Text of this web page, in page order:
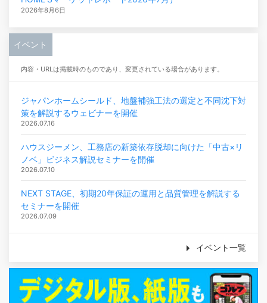
2026年8月6日
イベント
内容・URLは掲載時のものであり、変更されている場合があります。
ジャパンホームシールド、地盤補強工法の選定と不同沈下対
策を解説するウェビナーを開催
2026.07.16
ハウスジーメン、工務店の新築依存脱却に向けた「中古×リ
ノベ」ビジネス解説セミナーを開催
2026.07.10
NEXT STAGE、初期20年保証の運用と品質管理を解説する
セミナーを開催
2026.07.09
イベント一覧